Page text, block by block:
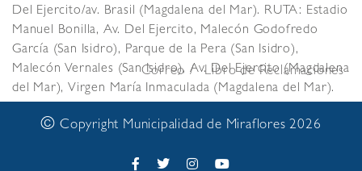
Del Ejercito/av. Brasil (Magdalena del Mar). RUTA: Estadio
Manuel Bonilla, Av. Del Ejercito, Malecón Godofredo
García (San Isidro), Parque de la Pera (San Isidro),
Malecón Vernales (San Isidro), Av. Del Ejercito (Magdalena
del Mar), Virgen María Inmaculada (Magdalena del Mar).
Correo Libro de Reclamaciones
© Copyright Municipalidad de Miraflores 2026